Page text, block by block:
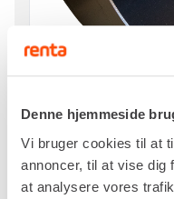
Denne hjemmeside
Vi bruger cookies til at
annoncer, til at vise dig
at analysere vores